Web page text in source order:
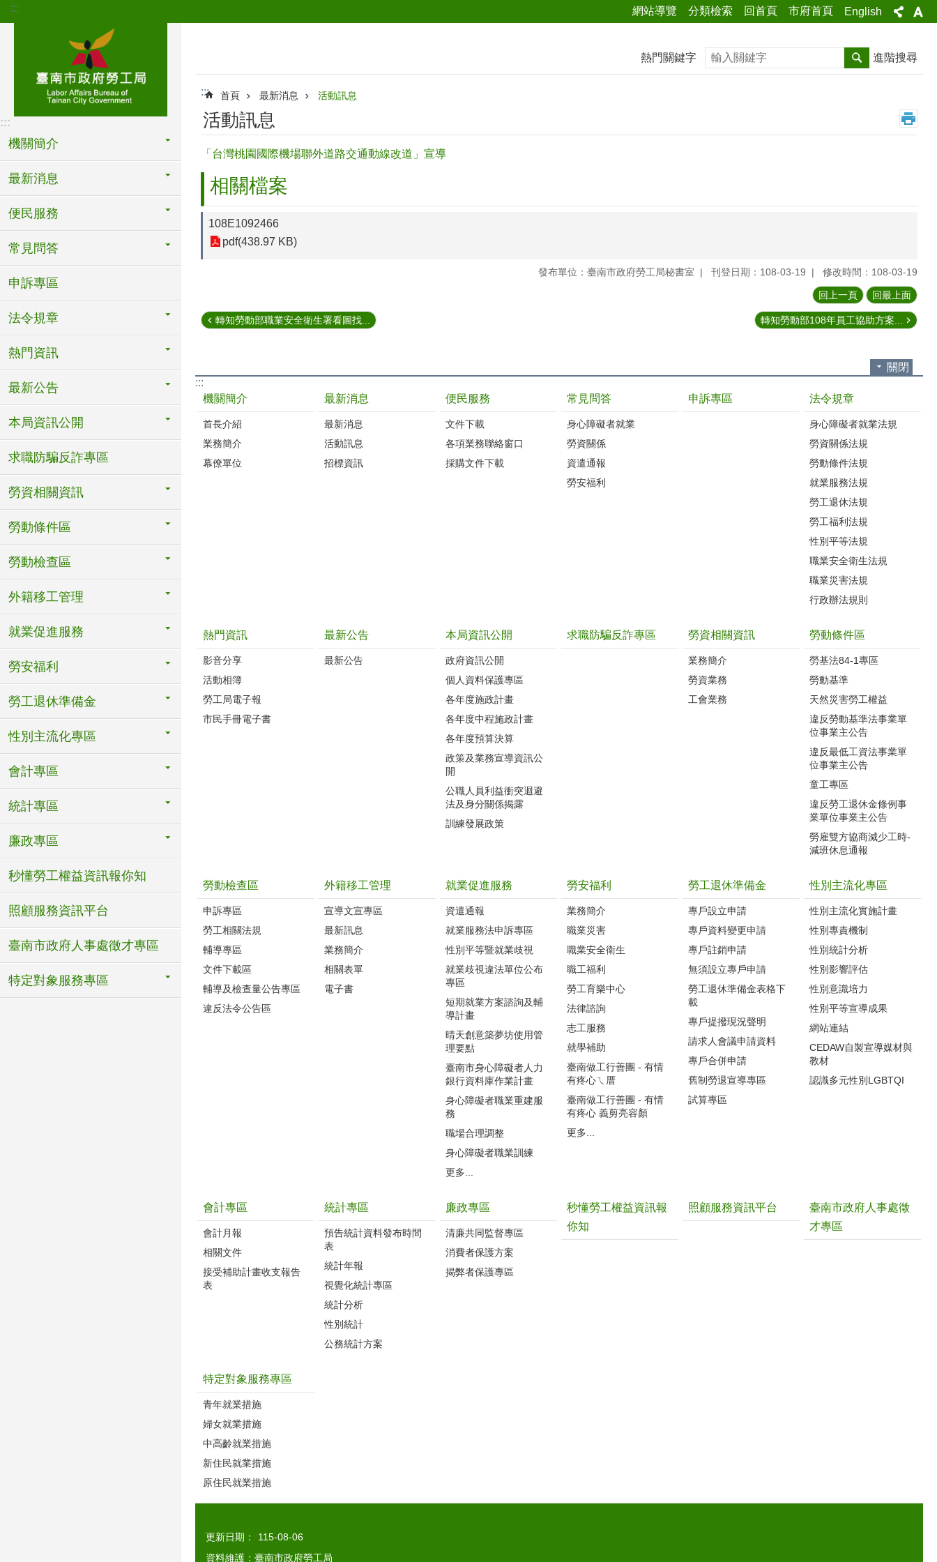
跳到主要內容區塊
::: 網站導覽 分類檢索 回首頁 市府首頁 English
:::
機關簡介
最新消息
便民服務
常見問答
申訴專區
法令規章
熱門資訊
最新公告
本局資訊公開
求職防騙反詐專區
勞資相關資訊
勞動條件區
勞動檢查區
外籍移工管理
就業促進服務
勞安福利
勞工退休準備金
性別主流化專區
會計專區
統計專區
廉政專區
秒懂勞工權益資訊報你知
照顧服務資訊平台
臺南市政府人事處徵才專區
特定對象服務專區
熱門關鍵字 搜尋 進階搜尋
::: 首頁 最新消息 活動訊息
活動訊息
「台灣桃園國際機場聯外道路交通動線改道」宣導
相關檔案
108E1092466
pdf(438.97 KB)
發布單位：臺南市政府勞工局秘書室 刊登日期：108-03-19 修改時間：108-03-19
回上一頁 回最上面
轉知勞動部職業安全衛生署看圖找... 轉知勞動部108年員工協助方案...
關閉
:::
機關簡介
首長介紹
業務簡介
幕僚單位
最新消息
最新消息
活動訊息
招標資訊
便民服務
文件下載
各項業務聯絡窗口
採購文件下載
常見問答
身心障礙者就業
勞資關係
資遣通報
勞安福利
申訴專區 法令規章
身心障礙者就業法規
勞資關係法規
勞動條件法規
就業服務法規
勞工退休法規
勞工福利法規
性別平等法規
職業安全衛生法規
職業災害法規
行政辦法規則
熱門資訊
影音分享
活動相簿
勞工局電子報
市民手冊電子書
最新公告
最新公告
本局資訊公開
政府資訊公開
個人資料保護專區
各年度施政計畫
各年度中程施政計畫
各年度預算決算
政策及業務宣導資訊公
開
公職人員利益衝突迴避
法及身分關係揭露
訓練發展政策
求職防騙反詐專區 勞資相關資訊
業務簡介
勞資業務
工會業務
勞動條件區
勞基法84-1專區
勞動基準
天然災害勞工權益
違反勞動基準法事業單
位事業主公告
違反最低工資法事業單
位事業主公告
童工專區
違反勞工退休金條例事
業單位事業主公告
勞雇雙方協商減少工時-
減班休息通報
勞動檢查區
申訴專區
勞工相關法規
輔導專區
文件下載區
輔導及檢查量公告專區
違反法令公告區
外籍移工管理
宣導文宣專區
最新訊息
業務簡介
相關表單
電子書
就業促進服務
資遣通報
就業服務法申訴專區
性別平等暨就業歧視
就業歧視違法單位公布
專區
短期就業方案諮詢及輔
導計畫
晴天創意築夢坊使用管
理要點
臺南市身心障礙者人力
銀行資料庫作業計畫
身心障礙者職業重建服
務
職場合理調整
身心障礙者職業訓練
更多...
勞安福利
業務簡介
職業災害
職業安全衛生
職工福利
勞工育樂中心
法律諮詢
志工服務
就學補助
臺南做工行善團 - 有情
有疼心ㄟ厝
臺南做工行善團 - 有情
有疼心 義剪亮容顏
更多...
勞工退休準備金
專戶設立申請
專戶資料變更申請
專戶註銷申請
無須設立專戶申請
勞工退休準備金表格下
載
專戶提撥現況聲明
請求人會議申請資料
專戶合併申請
舊制勞退宣導專區
試算專區
性別主流化專區
性別主流化實施計畫
性別專責機制
性別統計分析
性別影響評估
性別意識培力
性別平等宣導成果
網站連結
CEDAW自製宣導媒材與
教材
認識多元性別LGBTQI
會計專區
會計月報
相關文件
接受補助計畫收支報告
表
統計專區
預告統計資料發布時間
表
統計年報
視覺化統計專區
統計分析
性別統計
公務統計方案
廉政專區
清廉共同監督專區
消費者保護方案
揭弊者保護專區
秒懂勞工權益資訊報
你知
照顧服務資訊平台
臺南市政府人事處徵
才專區
特定對象服務專區
青年就業措施
婦女就業措施
中高齡就業措施
新住民就業措施
原住民就業措施
更新日期：
115-08-06
資料維護：臺南市政府勞工局